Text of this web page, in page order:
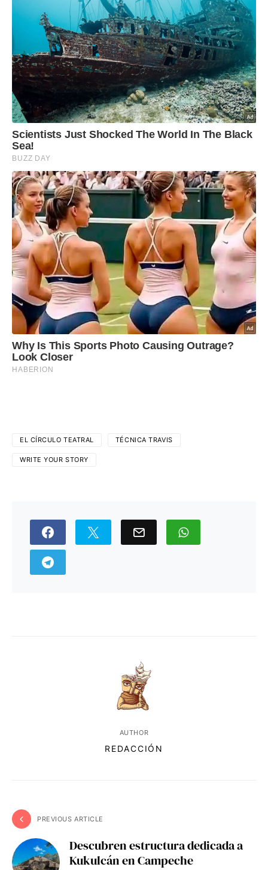
EL CÍRCULO TEATRAL TÉCNICA TRAVIS
WRITE YOUR STORY
AUTHOR
REDACCIÓN
PREVIOUS ARTICLE
Descubren estructura dedicada a
Kukulcán en Campeche